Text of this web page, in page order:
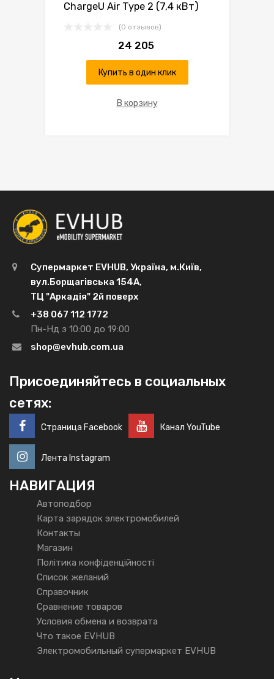
ChargeU Air Type 2 (7,4 кВт)
(0 отзывов)
24 205
Купить в один клик
В корзину
Супермаркет EVHUB, Україна, м.Київ,
вул.Борщагівська 154А,
ТЦ "Аркадія" 2й поверх
+38 067 112 1772
Пн-Нд з 10:00 до 19:00
shop@evhub.com.ua
Присоединяйтесь в социальных
сетях:
Страница Facebook Канал YouTube
Лента Instagram
НАВИГАЦИЯ
Автоподбор
Карта зарядок электромобилей
Контакты
Магазин
Політика конфіденційності
Список желаний
Справочник
Сравнение товаров
Условия обмена и возврата
Что такое EVHUB
Электромобильный супермаркет EVHUB